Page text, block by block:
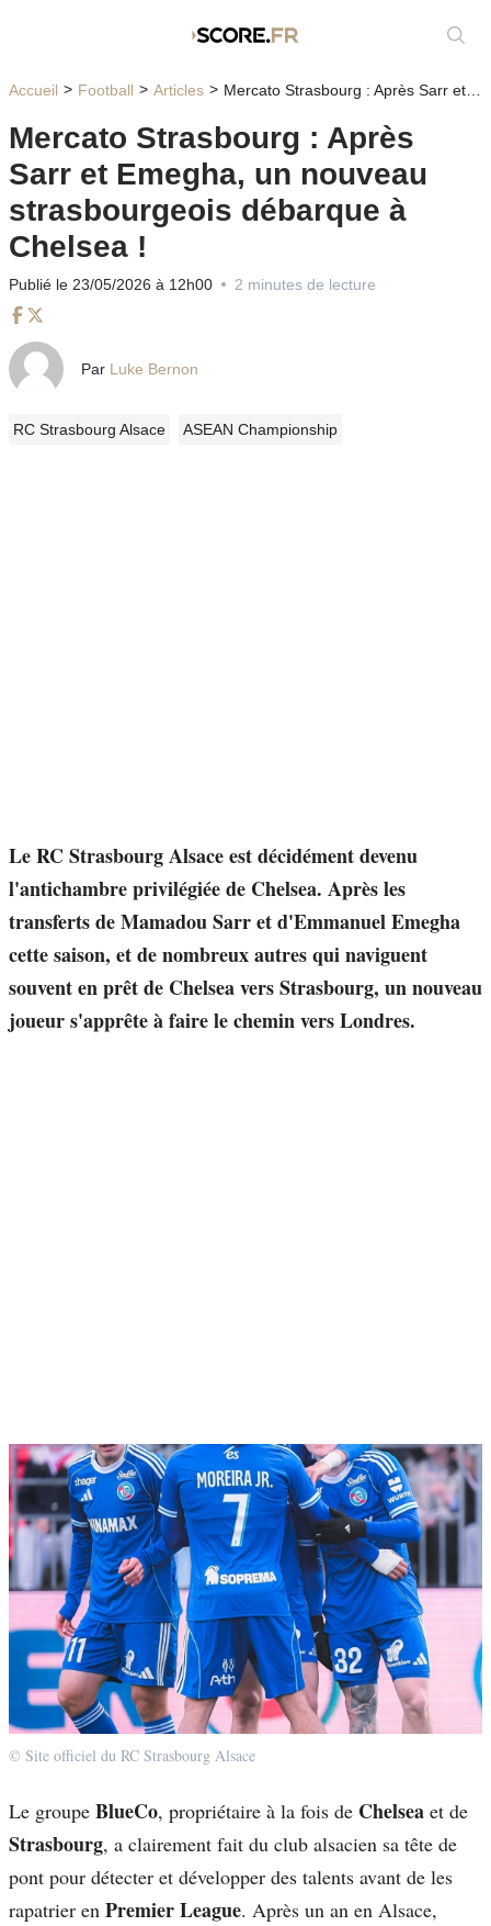
Accueil Football Articles Mercato Strasbourg : Après Sarr et Emegha, un nouveau strasbourgeois débarque à Chelsea !
Mercato Strasbourg : Après
Sarr et Emegha, un nouveau
strasbourgeois débarque à
Chelsea !
Publié le 23/05/2026 à 12h00 2 minutes de lecture
Par Luke Bernon
RC Strasbourg Alsace ASEAN Championship
Le RC Strasbourg Alsace est décidément devenu
l'antichambre privilégiée de Chelsea. Après les
transferts de Mamadou Sarr et d'Emmanuel Emegha
cette saison, et de nombreux autres qui naviguent
souvent en prêt de Chelsea vers Strasbourg, un nouveau
joueur s'apprête à faire le chemin vers Londres.
© Site officiel du RC Strasbourg Alsace
Le groupe BlueCo, propriétaire à la fois de Chelsea et de
Strasbourg, a clairement fait du club alsacien sa tête de
pont pour détecter et développer des talents avant de les
rapatrier en Premier League. Après un an en Alsace,